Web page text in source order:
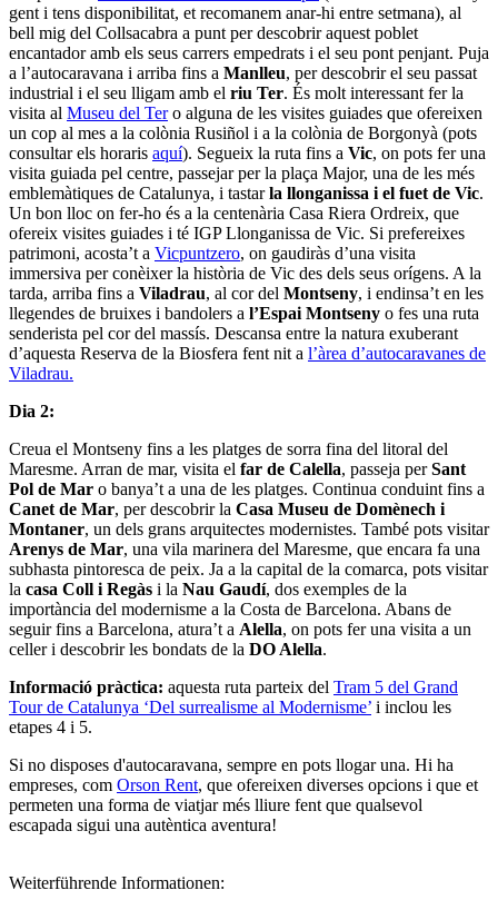
gent i tens disponibilitat, et recomanem anar-hi entre setmana), al
bell mig del Collsacabra a punt per descobrir aquest poblet
encantador amb els seus carrers empedrats i el seu pont penjant. Puja
a l’autocaravana i arriba fins a Manlleu, per descobrir el seu passat
industrial i el seu lligam amb el riu Ter. És molt interessant fer la
visita al Museu del Tero alguna de les visites guiades que ofereixen
un cop al mes a la colònia Rusiñol i a la colònia de Borgonyà (pots
consultar els horaris aquí). Segueix la ruta fins a Vic, on pots fer una
visita guiada pel centre, passejar per la plaça Major, una de les més
emblemàtiques de Catalunya, i tastarla llonganissa i el fuet de Vic.
Un bon lloc on fer-ho és a la centenària Casa Riera Ordreix, que
ofereix visites guiades i té IGP Llonganissa de Vic. Si prefereixes
patrimoni, acosta’t a Vicpuntzero, on gaudiràs d’una visita
immersiva per conèixer la història de Vic des dels seus orígens. A la
tarda, arriba fins a Viladrau, al cor del Montseny, i endinsa’t en les
llegendes de bruixes i bandolers a l’Espai Montseny o fes una ruta
senderista pel cor del massís. Descansa entre la natura exuberant
d’aquesta Reserva de la Biosfera fent nit a l’àrea d’autocaravanes de
Viladrau.
Dia 2:
Creua el Montseny fins a les platges de sorra fina del litoral del
Maresme. Arran de mar, visita el far de Calella, passeja perSant
Pol de Mar o banya’t a una de les platges. Continua conduint fins a
Canet de Mar, per descobrir la Casa Museu de Domènech i
Montaner, un dels grans arquitectes modernistes. També pots visitar
Arenys de Mar, una vila marinera del Maresme, que encara fa una
subhasta pintoresca de peix. Ja a la capital de la comarca, pots visitar
la casa Coll i Regàs i la Nau Gaudí, dos exemples de la
importància del modernisme a la Costa de Barcelona. Abans de
seguir fins a Barcelona, atura’t a Alella, on pots fer una visita a un
celler i descobrir les bondats de la DO Alella.
Informació pràctica: aquesta ruta parteix del Tram 5 del Grand
Tour de Catalunya ‘Del surrealisme al Modernisme’ i inclou les
etapes 4 i 5.
Si no disposes d'autocaravana, sempre en pots llogar una. Hi ha
empreses, com Orson Rent, que ofereixen diverses opcions i que et
permeten una forma de viatjar més lliure fent que qualsevol
escapada sigui una autèntica aventura!
Weiterführende Informationen: